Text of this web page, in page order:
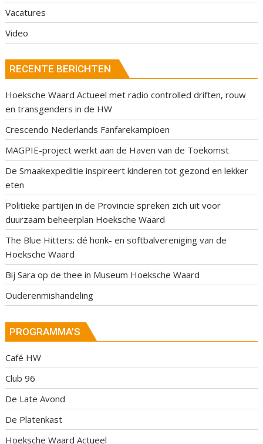
Vacatures
Video
RECENTE BERICHTEN
Hoeksche Waard Actueel met radio controlled driften, rouw
en transgenders in de HW
Crescendo Nederlands Fanfarekampioen
MAGPIE-project werkt aan de Haven van de Toekomst
De Smaakexpeditie inspireert kinderen tot gezond en lekker
eten
Politieke partijen in de Provincie spreken zich uit voor
duurzaam beheerplan Hoeksche Waard
The Blue Hitters: dé honk- en softbalvereniging van de
Hoeksche Waard
Bij Sara op de thee in Museum Hoeksche Waard
Ouderenmishandeling
PROGRAMMA’S
Café HW
Club 96
De Late Avond
De Platenkast
Hoeksche Waard Actueel